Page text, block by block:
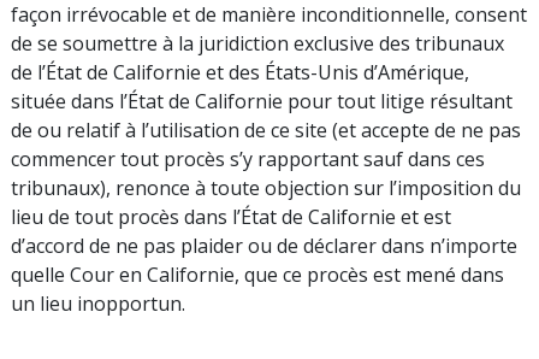
façon irrévocable et de manière inconditionnelle, consent
de se soumettre à la juridiction exclusive des tribunaux
de l’État de Californie et des États-Unis d’Amérique,
située dans l’État de Californie pour tout litige résultant
de ou relatif à l’utilisation de ce site (et accepte de ne pas
commencer tout procès s’y rapportant sauf dans ces
tribunaux), renonce à toute objection sur l’imposition du
lieu de tout procès dans l’État de Californie et est
d’accord de ne pas plaider ou de déclarer dans n’importe
quelle Cour en Californie, que ce procès est mené dans
un lieu inopportun.